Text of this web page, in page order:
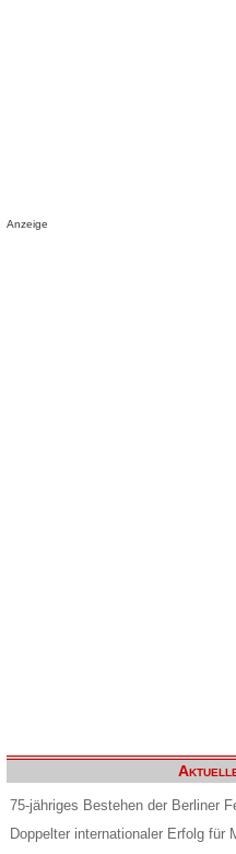
Anzeige
75-jähriges Bestehen der Berliner
Doppelter internationaler Erfolg für